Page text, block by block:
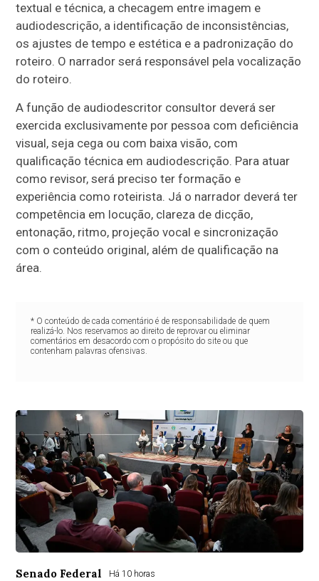
textual e técnica, a checagem entre imagem e
audiodescrição, a identificação de inconsistências,
os ajustes de tempo e estética e a padronização do
roteiro. O narrador será responsável pela vocalização
do roteiro.
A função de audiodescritor consultor deverá ser
exercida exclusivamente por pessoa com deficiência
visual, seja cega ou com baixa visão, com
qualificação técnica em audiodescrição. Para atuar
como revisor, será preciso ter formação e
experiência como roteirista. Já o narrador deverá ter
competência em locução, clareza de dicção,
entonação, ritmo, projeção vocal e sincronização
com o conteúdo original, além de qualificação na
área.
* O conteúdo de cada comentário é de responsabilidade de quem
realizá-lo. Nos reservamos ao direito de reprovar ou eliminar
comentários em desacordo com o propósito do site ou que
contenham palavras ofensivas.
Senado Federal Há 10 horas